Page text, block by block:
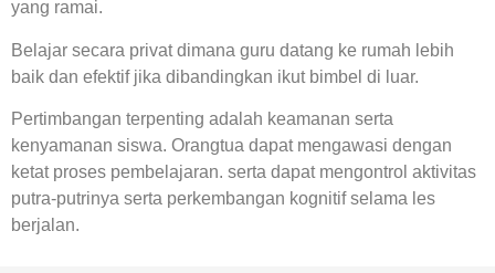
yang ramai.
Belajar secara privat dimana guru datang ke rumah lebih
baik dan efektif jika dibandingkan ikut bimbel di luar.
Pertimbangan terpenting adalah keamanan serta
kenyamanan siswa. Orangtua dapat mengawasi dengan
ketat proses pembelajaran. serta dapat mengontrol aktivitas
putra-putrinya serta perkembangan kognitif selama les
berjalan.